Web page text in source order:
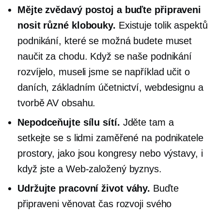
Mějte zvědavý postoj a buďte připraveni
nosit různé klobouky. Existuje tolik aspektů
podnikání, které se možná budete muset
naučit za chodu. Když se naše podnikání
rozvíjelo, museli jsme se například učit o
daních, základním účetnictví, webdesignu a
tvorbě AV obsahu.
Nepodceňujte sílu sítí. Jděte tam a
setkejte se s lidmi zaměřené na podnikatele
prostory, jako jsou kongresy nebo výstavy, i
když jste a Web-založenýbyznys.
Udržujte pracovní životváhy. Buďte
připraveni věnovat čas rozvoji svého